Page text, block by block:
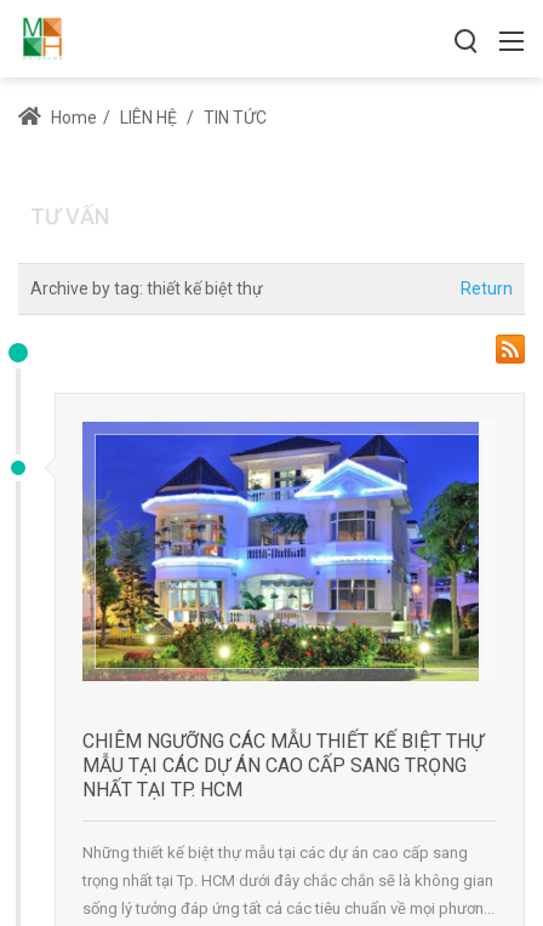
Home / LIÊN HỆ / TIN TỨC
TƯ VẤN
Archive by tag: thiết kế biệt thự Return
CHIÊM NGƯỠNG CÁC MẪU THIẾT KẾ BIỆT THỰ
MẪU TẠI CÁC DỰ ÁN CAO CẤP SANG TRỌNG
NHẤT TẠI TP. HCM
Những thiết kế biệt thự mẫu tại các dự án cao cấp sang
trọng nhất tại Tp. HCM dưới đây chắc chắn sẽ là không gian
sống lý tưởng đáp ứng tất cả các tiêu chuẩn về mọi phươn...